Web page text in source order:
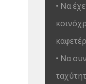
• Να
• Να